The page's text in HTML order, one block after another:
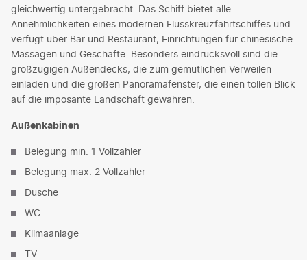
gleichwertig untergebracht. Das Schiff bietet alle
Annehmlichkeiten eines modernen Flusskreuzfahrtschiffes und
verfügt über Bar und Restaurant, Einrichtungen für chinesische
Massagen und Geschäfte. Besonders eindrucksvoll sind die
großzügigen Außendecks, die zum gemütlichen Verweilen
einladen und die großen Panoramafenster, die einen tollen Blick
auf die imposante Landschaft gewähren.
Außenkabinen
Belegung min. 1 Vollzahler
Belegung max. 2 Vollzahler
Dusche
WC
Klimaanlage
TV